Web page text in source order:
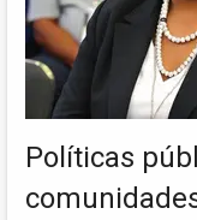
Políticas